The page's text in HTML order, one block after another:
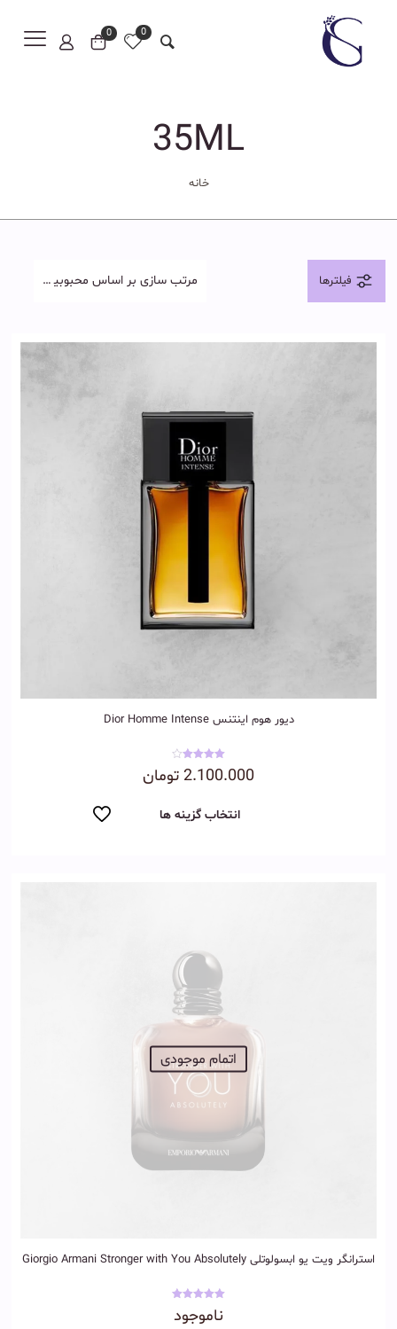
0
0
35ML
خانه
فیلترها
دیور هوم اینتنس Dior Homme Intense
نمره
4.00
2.100.000 تومان
انتخاب گزینه ها
اتمام موجودی
استرانگر ویت یو ابسولوتلی Giorgio Armani Stronger with You Absolutely
5.00
ناموجود